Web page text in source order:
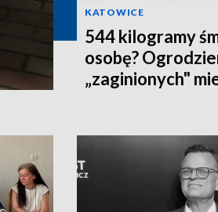
KATOWICE
544 kilogramy
osobę?
„zaginionych"